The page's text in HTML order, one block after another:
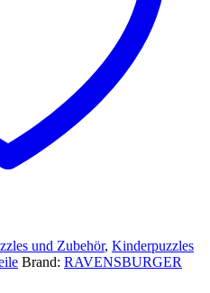
und Zubehör, Kinderpuzzles
Brand: RAVENSBURGER